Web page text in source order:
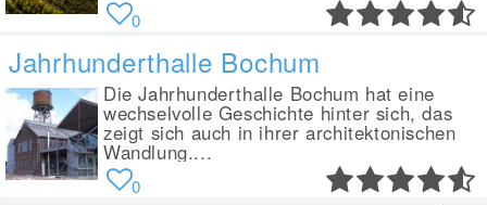
0
Jahrhunderthalle Bochum
Die Jahrhunderthalle Bochum hat eine
wechselvolle Geschichte hinter sich, das
zeigt sich auch in ihrer architektonischen
Wandlung....
0